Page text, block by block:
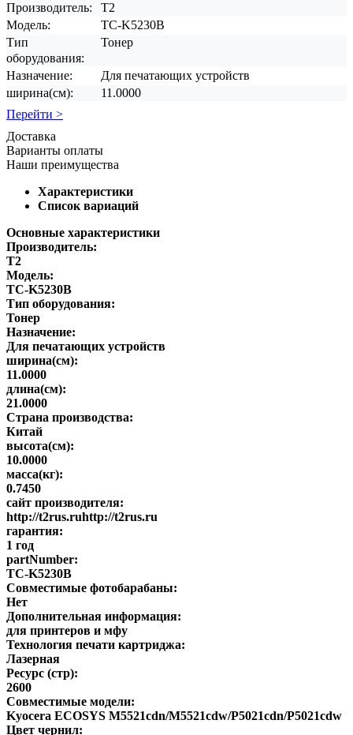
Производитель:
T2
Модель:
TC-K5230B
Тип
оборудования:
Тонер
Назначение:
Для печатающих устройств
ширина(см):
11.0000
Перейти >
Доставка
Варианты оплаты
Наши преимущества
Характеристики
Список вариаций
Основные характеристики
Производитель:
T2
Модель:
TC-K5230B
Тип оборудования:
Тонер
Назначение:
Для печатающих устройств
ширина(см):
11.0000
длина(см):
21.0000
Страна производства:
Китай
высота(см):
10.0000
масса(кг):
0.7450
сайт производителя:
http://t2rus.ruhttp://t2rus.ru
гарантия:
1 год
partNumber:
TC-K5230B
Совместимые фотобарабаны:
Нет
Дополнительная информация:
для принтеров и мфу
Технология печати картриджа:
Лазерная
Ресурс (стр):
2600
Совместимые модели:
Kyocera ECOSYS M5521cdn/M5521cdw/P5021cdn/P5021cdw
Цвет чернил: